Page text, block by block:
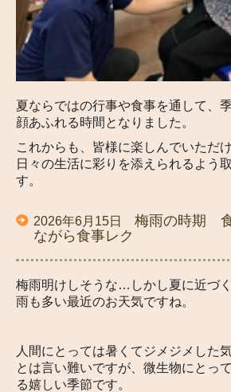
夏ならではの行事や食事を通して、
顔あふれる時間となりました。
これからも、皆様に楽しんでいただ
日々の生活に彩りを添えられるよう
す。
2026年6月15日 梅雨の時期
ながら食事レク
梅雨明けしそうな…しかし夏に近づ
雨も多い最近のお天気ですね。
人間にとっては暑くてジメジメした
とは言い難いですが、微生物にとっ
る嬉しい季節です。